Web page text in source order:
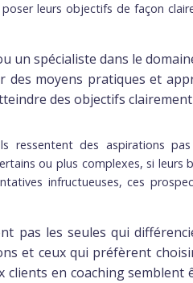
leurs objectifs de façon
un spécialiste dans le
des moyens pratiques et
des objectifs clairement
des aspirations pas
ou plus complexes, si leurs
infructueuses, ces
pas les seules qui
et ceux qui préfèrent
en coaching semblent